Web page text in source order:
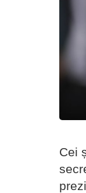
Cei